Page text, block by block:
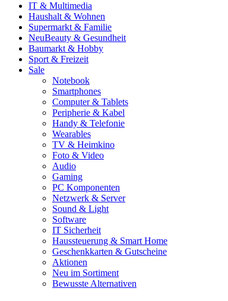
IT & Multimedia
Haushalt & Wohnen
Supermarkt & Familie
NeuBeauty & Gesundheit
Baumarkt & Hobby
Sport & Freizeit
Sale
Notebook
Smartphones
Computer & Tablets
Peripherie & Kabel
Handy & Telefonie
Wearables
TV & Heimkino
Foto & Video
Audio
Gaming
PC Komponenten
Netzwerk & Server
Sound & Light
Software
IT Sicherheit
Haussteuerung & Smart Home
Geschenkkarten & Gutscheine
Aktionen
Neu im Sortiment
Bewusste Alternativen